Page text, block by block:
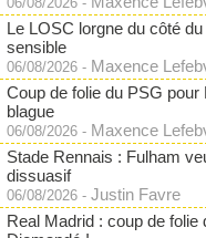
Le LOSC lorgne du côté
sensible
06/08/2026 - Maxence
Coup de folie du PSG
blague
06/08/2026 - Maxence
Stade Rennais : Fulham
dissuasif
06/08/2026 - Justin Favre
Real Madrid : coup de folie